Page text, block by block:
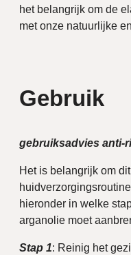
het belangrijk om de
met onze natuurlijke
Gebruik
gebruiksadvies anti-
Het is belangrijk om
hieronder in welke
arganolie moet
Stap 1: Reinig het